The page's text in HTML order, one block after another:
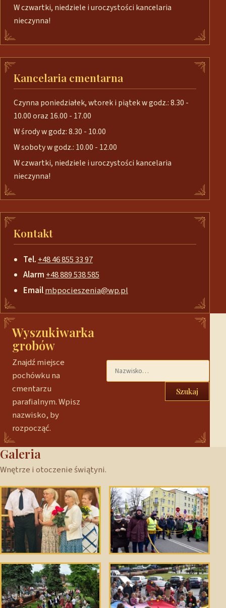
W czwartki, niedziele i uroczystości kancelaria
nieczynna!
Kancelaria cmentarna
Czynna poniedziałek, wtorek i piątek w godz.: 8.30 -
10.00 oraz 16.00 - 17.00
W środy w godz: 8.30 - 10.00
W soboty w godz.: 10.00 - 12.00
W czwartki, niedziele i uroczystości kancelaria
nieczynna!
Kontakt
Tel. +48 46 855 33 97
Alarm+48 889 538 585
Emailmbpocieszenia@wp.pl
Wyszukiwarka
grobów
Znajdź miejsce
pochówku na
cmentarzu
parafialnym. Wpisz
nazwisko, by
rozpocząć.
Szukaj
Galeria
Wnętrze i otoczenie świątyni.